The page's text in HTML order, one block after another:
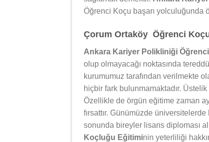
Öğrenci Koçu başarı yolculuğunda
Çorum Ortaköy Öğrenci
Ankara Kariyer Polikliniği
olup olmayacağı noktasında
kurumumuz tarafından verilmekte
hiçbir fark bulunmamaktadır.
Özellikle de örgün eğitime zaman
fırsattır. Günümüzde
sonunda bireyler lisans diploması
Koçluğu Eğitiminin yeterliliği